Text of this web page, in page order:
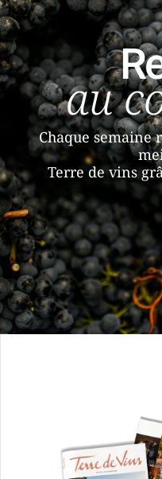
au
Chaque semaine
Terre de vins